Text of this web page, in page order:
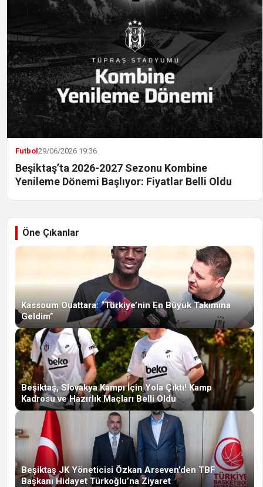
Futbol29/06/2026 19:36
Beşiktaş’ta 2026-2027 Sezonu Kombine
Yenileme Dönemi Başlıyor: Fiyatlar Belli Oldu
Öne Çıkanlar
Kassoum Ouattara: “Türkiye’nin En Büyük Takımına
Geldim”
Beşiktaş, Slovakya Kampı İçin Yola Çıktı! Kamp
Kadrosu ve Hazırlık Maçları Belli Oldu
Beşiktaş JK Yöneticisi Özkan Arseven’den TBF
Başkanı Hidayet Türkoğlu’na Ziyaret